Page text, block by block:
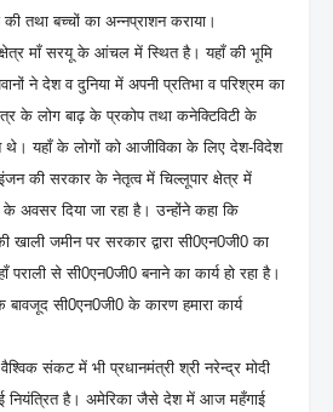
तथा बच्चों का अन्नप्राशन कराया।
माँ सरयू के आंचल में स्थित है। यहाँ की भूमि
ने देश व दुनिया में अपनी प्रतिभा व परिश्रम का
के लोग बाढ़ के प्रकोप तथा कनेक्टिविटी के
यहाँ के लोगों को आजीविका के लिए देश-विदेश
की सरकार के नेतृत्व में चिल्लूपार क्षेत्र में
अवसर दिया जा रहा है। उन्होंने कहा कि
खाली जमीन पर सरकार द्वारा सी0एन0जी0 का
पराली से सी0एन0जी0 बनाने का कार्य हो रहा है।
सी0एन0जी0 के कारण हमारा कार्य
संकट में भी प्रधानमंत्री श्री नरेन्द्र मोदी
नियंत्रित है। अमेरिका जैसे देश में आज महँगाई